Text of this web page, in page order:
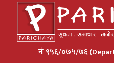
नंः ९५६/०७५/७६